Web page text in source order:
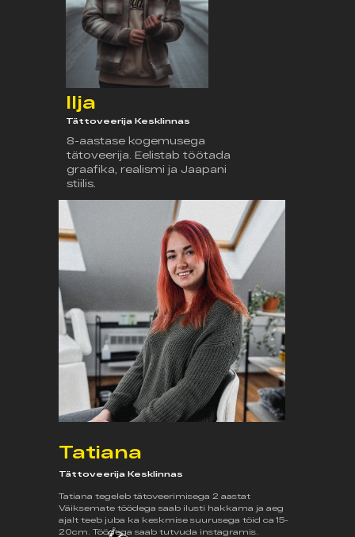
Tatiana
Tättoveerija Kesklinnas
Tatiana tegeleb tätoveerimisega 2 aastat
Väiksemate töödega saab ilusti hakkama ja aeg
ajalt teeb juba ka keskmise suurusega töid ca 15-
20cm. Töödega saab tutvuda instagramis.
Ilja
Tättoveerija Kesklinnas
8-aastase kogemusega
tätoveerija. Eelistab töötada
graafika, realismi ja Jaapani
stiilis.